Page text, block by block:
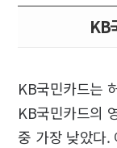
KB
KB국민카드는
KB국민카드의
중 가장 낮았다.